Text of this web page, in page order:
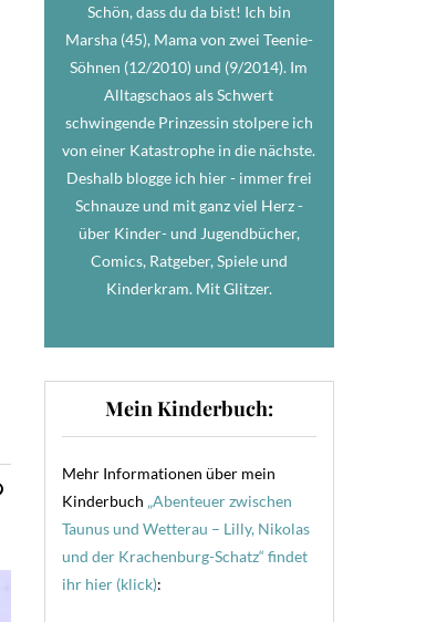
Schön, dass du da bist! Ich bin
Marsha (45), Mama von zwei Teenie-
Söhnen (12/2010) und (9/2014). Im
Alltagschaos als Schwert
schwingende Prinzessin stolpere ich
von einer Katastrophe in die nächste.
Deshalb blogge ich hier - immer frei
Schnauze und mit ganz viel Herz -
über Kinder- und Jugendbücher,
Comics, Ratgeber, Spiele und
Kinderkram. Mit Glitzer.
Mein Kinderbuch:
Mehr Informationen über mein
Kinderbuch „Abenteuer zwischen
Taunus und Wetterau – Lilly, Nikolas
und der Krachenburg-Schatz“ findet
ihr hier (klick):